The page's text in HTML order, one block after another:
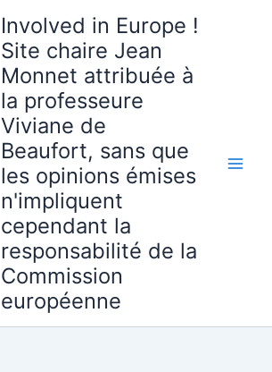
Involved in Europe !
Site chaire Jean
Monnet attribuée à
la professeure
Viviane de
Beaufort, sans que
les opinions émises
n'impliquent
cependant la
responsabilité de la
Commission
européenne